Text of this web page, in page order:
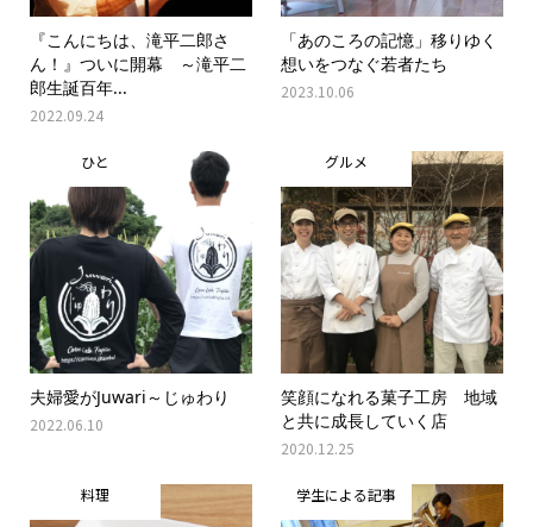
『こんにちは、滝平二郎さ
ん！』ついに開幕 ～滝平二
郎生誕百年...
2022.09.24
「あのころの記憶」移りゆく
想いをつなぐ若者たち
2023.10.06
ひと
夫婦愛がJuwari～じゅわり
2022.06.10
グルメ
笑顔になれる菓子工房 地域
と共に成長していく店
2020.12.25
料理 学生による記事